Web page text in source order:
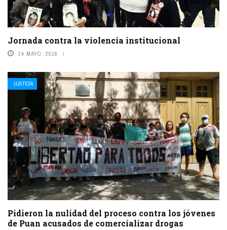
Jornada contra la violencia institucional
14 MAYO, 2016
JUSTICIA
Pidieron la nulidad del proceso contra los jóvenes
de Puan acusados de comercializar drogas